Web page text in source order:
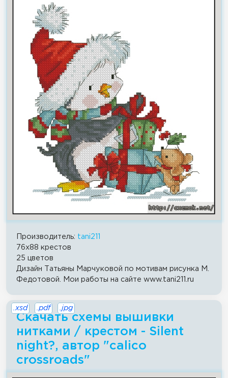
Производитель: tani211
76x88 крестов
25 цветов
Дизайн Татьяны Марчуковой по мотивам рисунка М.
Федотовой. Мои работы на сайте www.tani211.ru
Скачать схемы вышивки
нитками / крестом - Silent
night?, автор "calico
crossroads"
.xsd .pdf .jpg